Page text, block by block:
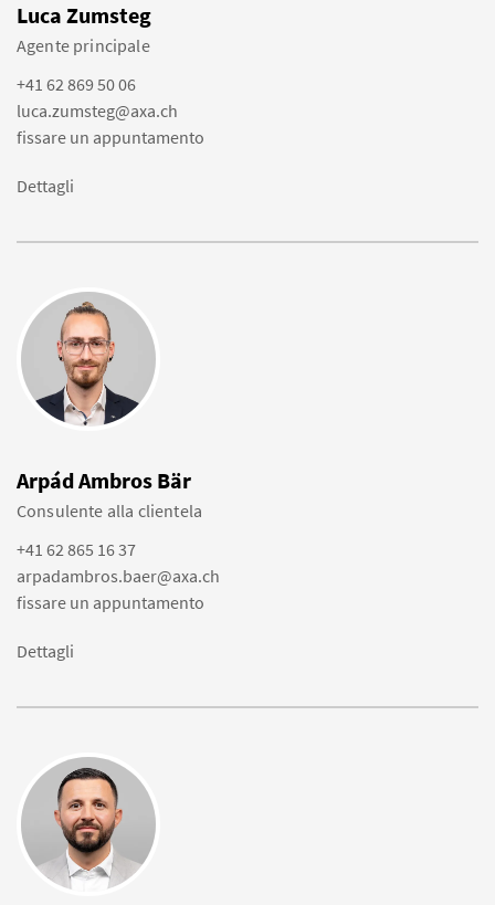
Luca Zumsteg
Agente principale
+41 62 869 50 06
luca.zumsteg@axa.ch
fissare un appuntamento
Dettagli
Arpád Ambros Bär
Consulente alla clientela
+41 62 865 16 37
arpadambros.baer@axa.ch
fissare un appuntamento
Dettagli